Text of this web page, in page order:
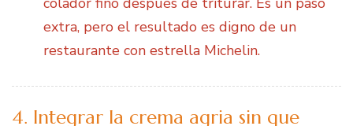
extra, pero el resultado es digno de un
restaurante con estrella Michelin.
4. Integrar la crema agria sin que